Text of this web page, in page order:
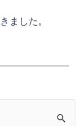
ました。